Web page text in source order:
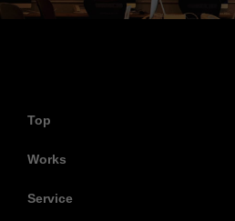
Top
Works
Service